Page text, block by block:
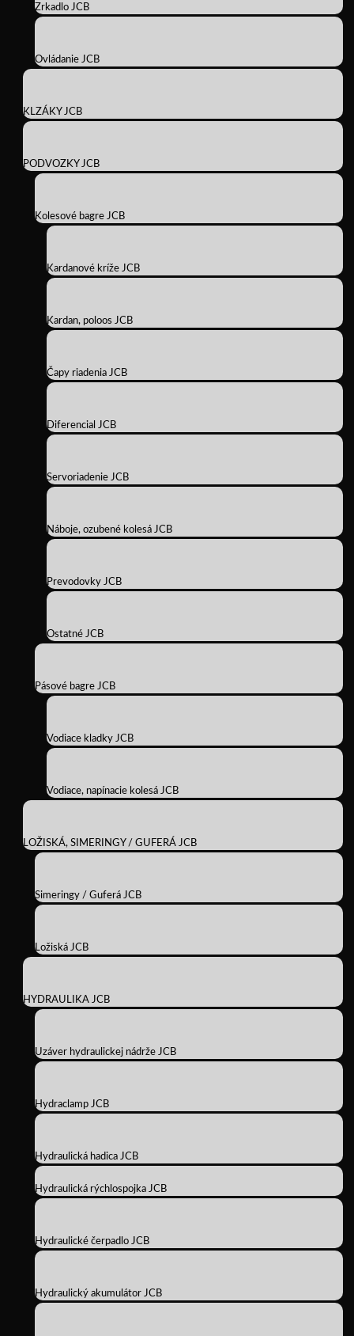
Zrkadlo JCB
Ovládanie JCB
KLZÁKY JCB
PODVOZKY JCB
Kolesové bagre JCB
Kardanové kríže JCB
Kardan, poloos JCB
Čapy riadenia JCB
Diferencial JCB
Servoriadenie JCB
Náboje, ozubené kolesá JCB
Prevodovky JCB
Ostatné JCB
Pásové bagre JCB
Vodiace kladky JCB
Vodiace, napínacie kolesá JCB
LOŽISKÁ, SIMERINGY / GUFERÁ JCB
Simeringy / Guferá JCB
Ložiská JCB
HYDRAULIKA JCB
Uzáver hydraulickej nádrže JCB
Hydraclamp JCB
Hydraulická hadica JCB
Hydraulická rýchlospojka JCB
Hydraulické čerpadlo JCB
Hydraulický akumulátor JCB